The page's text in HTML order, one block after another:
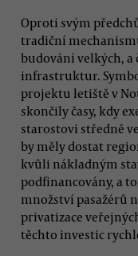
Oproti svým
tradiční
budování velkých, a
infrastruktur.
projektu letiště v
skončily časy, kdy
starostovi středně
by měly dostat
kvůli nákladným
podfinancovány, a
množství pasažérů
privatizace
těchto investic